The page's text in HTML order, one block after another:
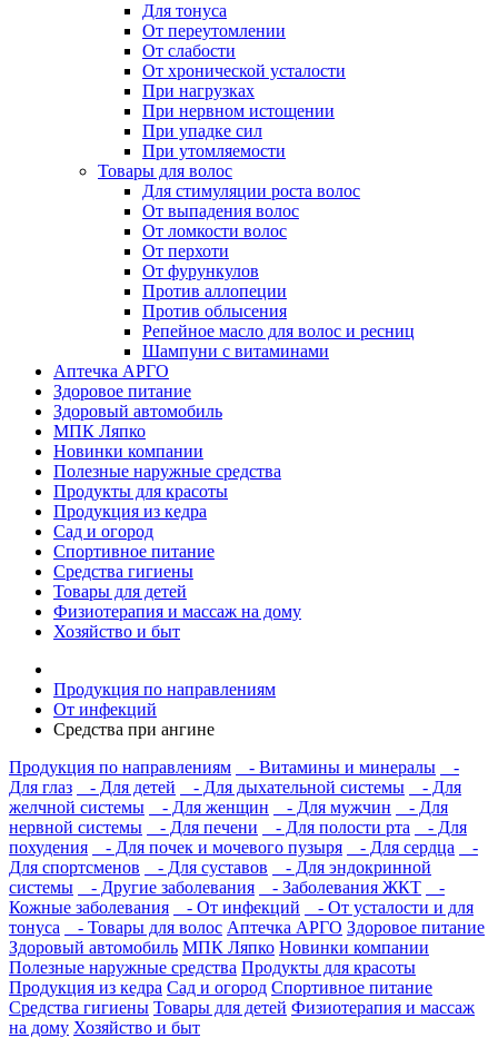
Для тонуса
От переутомлении
От слабости
От хронической усталости
При нагрузках
При нервном истощении
При упадке сил
При утомляемости
Товары для волос
Для стимуляции роста волос
От выпадения волос
От ломкости волос
От перхоти
От фурункулов
Против аллопеции
Против облысения
Репейное масло для волос и ресниц
Шампуни с витаминами
Аптечка АРГО
Здоровое питание
Здоровый автомобиль
МПК Ляпко
Новинки компании
Полезные наружные средства
Продукты для красоты
Продукция из кедра
Сад и огород
Спортивное питание
Средства гигиены
Товары для детей
Физиотерапия и массаж на дому
Хозяйство и быт
Продукция по направлениям
От инфекций
Средства при ангине
Продукция по направлениям
- Витамины и минералы
-
Для глаз
- Для детей - Для дыхательной системы
- Для
желчной системы
- Для женщин - Для мужчин
- Для
нервной системы
- Для печени - Для полости рта
- Для
похудения
- Для почек и мочевого пузыря - Для сердца
-
Для спортсменов
- Для суставов
- Для эндокринной
системы
- Другие заболевания - Заболевания ЖКТ
-
Кожные заболевания
- От инфекций
- От усталости и для
тонуса
- Товары для волос Аптечка АРГО Здоровое питание
Здоровый автомобиль МПК Ляпко Новинки компании
Полезные наружные средства Продукты для красоты
Продукция из кедра Сад и огород Спортивное питание
Средства гигиены Товары для детей Физиотерапия и массаж
на дому Хозяйство и быт